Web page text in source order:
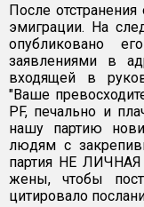
После
эмиграции. На
опубликовано
заявлениями в
входящей в
"Ваше
PF, печально и
нашу партию
людям с
партия НЕ
жены, чтобы
цитировало